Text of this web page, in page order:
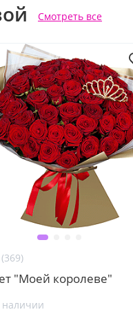
Смотреть все
(369)
"Моей королеве"
наличии